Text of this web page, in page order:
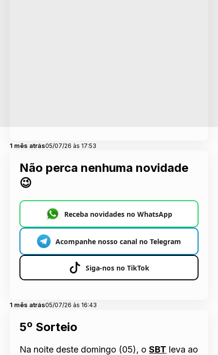
1 mês atrás05/07/26 às 17:53
Não perca nenhuma novidade
😉
Receba novidades no WhatsApp
Acompanhe nosso canal no Telegram
Siga-nos no TikTok
1 mês atrás05/07/26 às 16:43
5º Sorteio
Na noite deste domingo (05), o SBT leva ao